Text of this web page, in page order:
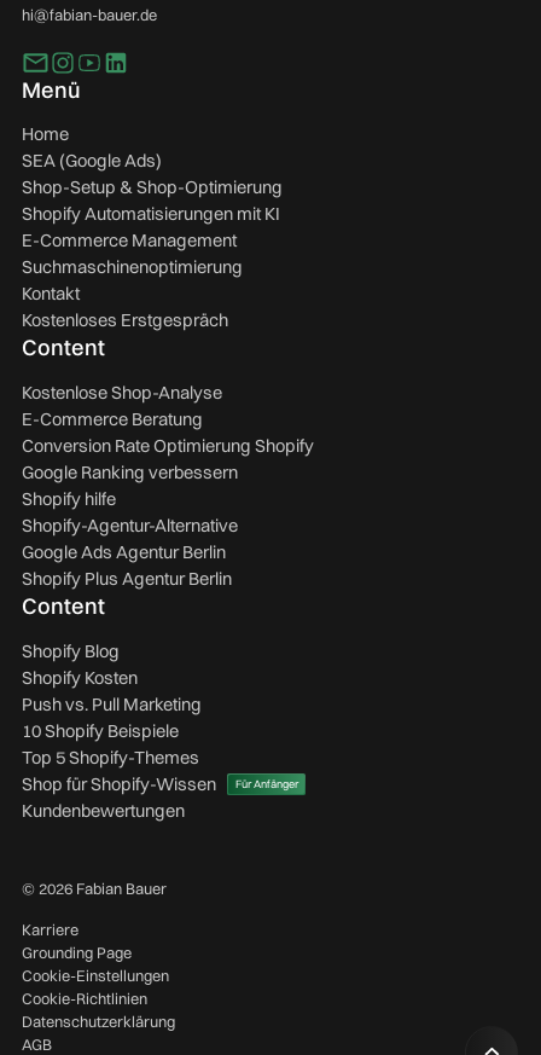
hi@fabian-bauer.de
Menü
Home
SEA (Google Ads)
Shop-Setup & Shop-Optimierung
Shopify Automatisierungen mit KI
E-Commerce Management
Suchmaschinenoptimierung
Kontakt
Kostenloses Erstgespräch
Content
Kostenlose Shop-Analyse
E-Commerce Beratung
Conversion Rate Optimierung Shopify
Google Ranking verbessern
Shopify hilfe
Shopify-Agentur-Alternative
Google Ads Agentur Berlin
Shopify Plus Agentur Berlin
Content
Shopify Blog
Shopify Kosten
Push vs. Pull Marketing
10 Shopify Beispiele
Top 5 Shopify-Themes
Für Anfänger
Shop für Shopify-Wissen
Kundenbewertungen
© 2026 Fabian Bauer
Karriere
Grounding Page
Cookie-Einstellungen
Cookie-Richtlinien
Datenschutzerklärung
AGB